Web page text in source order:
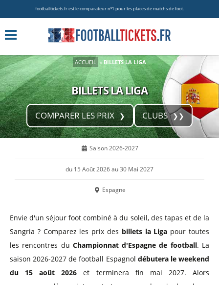
footballtickets.fr est le comparateur nº1 pour les places de matchs de foot.
ACCUEIL » BILLETS LA LIGA
BILLETS LA LIGA
COMPARER LES PRIX CLUBS
Saison 2026-2027
du 15 Août 2026 au 30 Mai 2027
Espagne
Envie d'un séjour foot combiné à du soleil, des tapas et de la
Sangria ? Comparez les prix des billets la Liga pour toutes
les rencontres du Championnat d'Espagne de football. La
saison 2026-2027 de football Espagnol débutera le weekend
du 15 août 2026 et terminera fin mai 2027. Alors